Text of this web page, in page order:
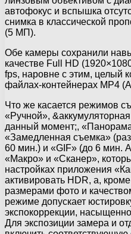
автофокус и вспышка
снимка в классической
(5 МП).
Обе камеры сохранили
качестве Full HD
fps, наровне с этим, целый
файлах-контейнерах MP4
Что же касается режимов
«Ручной»,
данный момент;,
«Замедленная съемка»
60 мин.) и «GIF» (до 6 мин.
«Макро» и «Сканер»,
настройках приложения
активировать HDR, а,
размерами фото и
режиме допускает
экспокоррекции,
Для экспозиции замера и